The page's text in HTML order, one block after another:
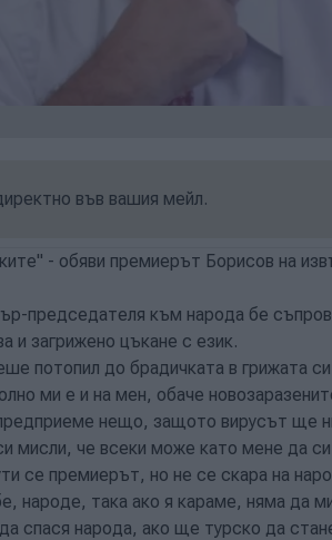
във вашия мейл.
- обяви премиерът Борисов на
председателя към народа бе
и загрижено цъкане с език.
потопил до брадичката в грижата
ми е и на мен, обаче
нещо, защото вирусът ще
мисли, че всеки може като мене да
се премиерът, но не се скара на
народе, така ако я караме, няма да
спася народа, ако ще турско да